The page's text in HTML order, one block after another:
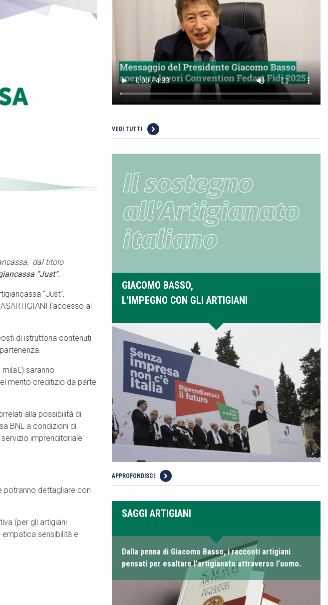
dal titolo
“Just”.
“Just”,
l’accesso al
di istruttoria contenuti
saranno
merito creditizio da parte
alla possibilità di
BNL a condizioni di
imprenditoriale
potranno dettagliare con
(per gli artigiani
sensibilità e
VEDI TUTTI
GIACOMO BASSO,
L'IMPEGNO CON GLI ARTIGIANI
APPROFONDISCI
SAGGI ARTIGIANI
Dalla penna di Giacomo Basso, i racconti artigiani
pensati per esaltare l’artigianato attraverso l’uomo.